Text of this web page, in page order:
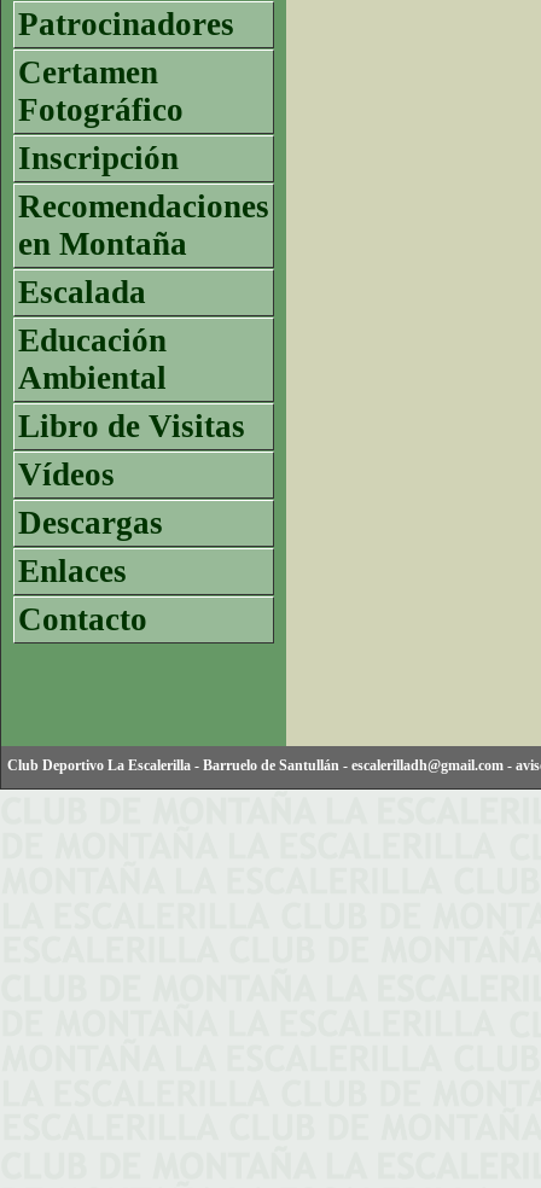
Patrocinadores
Certamen
Fotográfico
Inscripción
Recomendaciones
en Montaña
Escalada
Educación
Ambiental
Libro de Visitas
Vídeos
Descargas
Enlaces
Contacto
Club Deportivo La Escalerilla - Barruelo de Santullán - escalerilladh@gmail.com -